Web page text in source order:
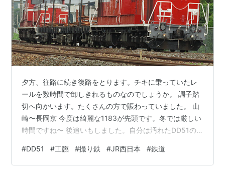
夕方、往路に続き復路をとります。チキに乗っていたレ
ールを数時間で卸しきれるものなのでしょうか。 調子踏
切へ向かいます。たくさんの方で賑わっていました。 山
崎〜長岡京 今度は綺麗な1183が先頭です。冬では厳しい
時間ですね〜 後追いもしました。自分は汚れたDD51の
#DD51 #工臨 #撮り鉄 #JR西日本 #鉄道